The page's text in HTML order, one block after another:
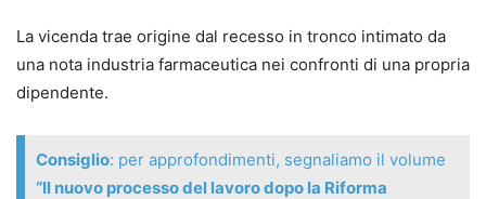
La vicenda trae origine dal recesso in tronco intimato da
una nota industria farmaceutica nei confronti di una propria
dipendente.
Consiglio: per approfondimenti, segnaliamo il volume
“Il nuovo processo del lavoro dopo la Riforma